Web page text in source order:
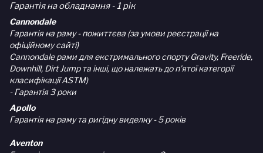
Гарантія на обладнання - 1 рік
Cannondale
Гарантія на раму - пожиттєва (за умови реєстрації на
офіційному сайті)
Cannondale рами для екстримального спорту Gravity, Freeride,
Downhill, Dirt Jump та інші, що належать до п'ятої категорії
класифікації ASTM)
- Гарантія 3 роки
Apollo
Гарантія на раму та ригідну виделку - 5 років
Aventon